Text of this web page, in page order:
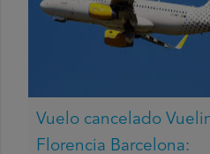
Vuelo cancelado
Florencia Barcelona: